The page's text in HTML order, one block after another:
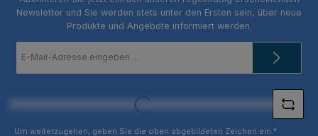
Newsletter und Sie werden stets unter den Ersten sein, über neue
Produkte und Angebote informiert werden.
Mail-
Loading...
Um weiterzugehen, geben Sie die oben abgebildeten Zeichen ein *